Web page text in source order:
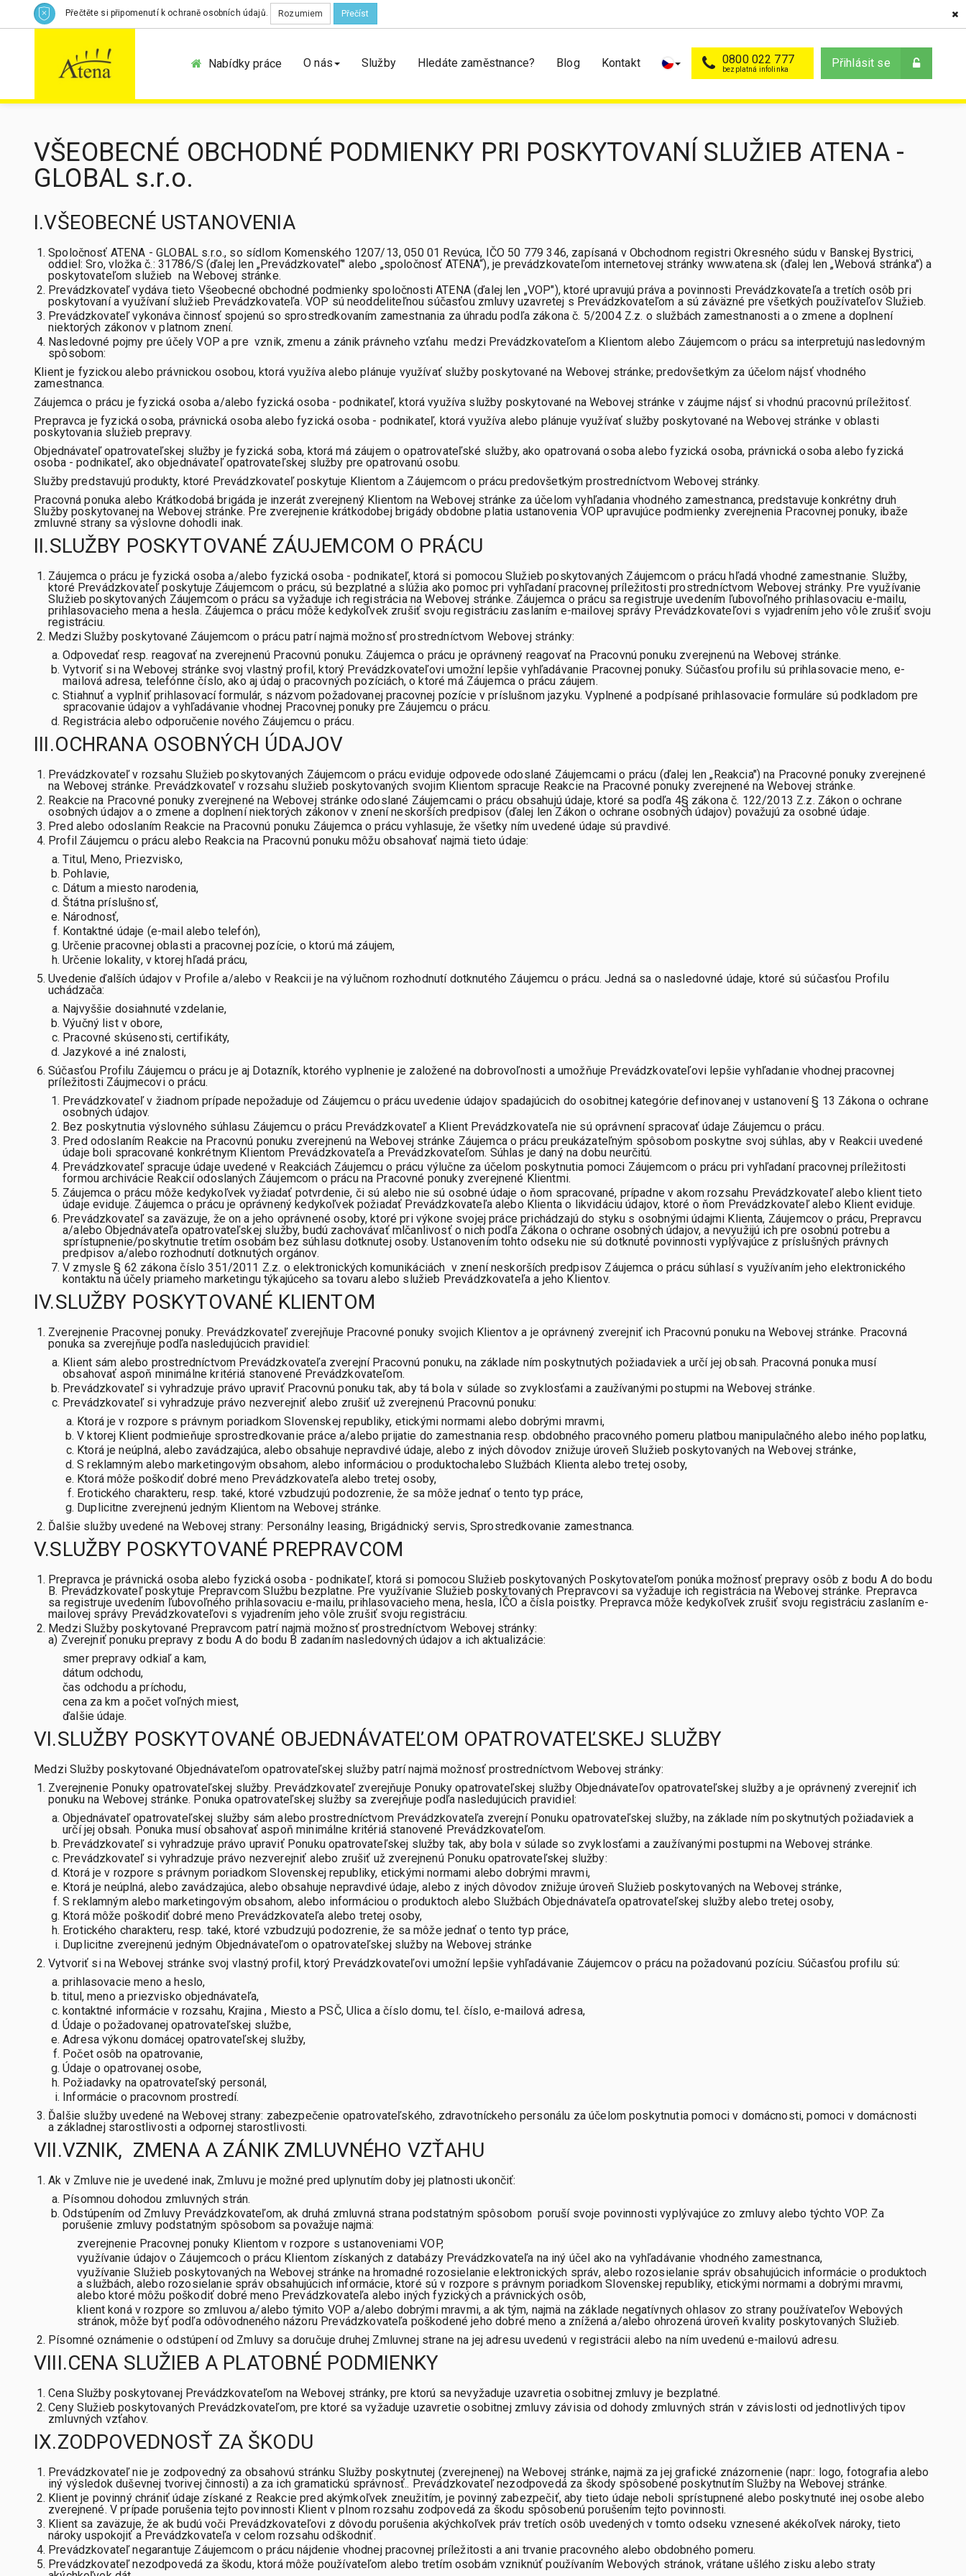
Přečtěte si připomenutí k ochraně osobních údajů. Rozumiem Přečíst
Nabídky práce O nás Služby Hledáte zaměstnance? Blog Kontakt 0800 022 777 Přihlásit se
VŠEOBECNÉ OBCHODNÉ PODMIENKY PRI POSKYTOVANÍ SLUŽIEB ATENA -
GLOBAL s.r.o.
I.VŠEOBECNÉ USTANOVENIA
Spoločnosť ATENA - GLOBAL s.r.o., so sídlom Komenského 1207/13, 050 01 Revúca, IČO 50 779 346, zapísaná v Obchodnom registri Okresného súdu v Banskej Bystrici,
oddiel: Sro, vložka č.: 31786/S (ďalej len „Prevádzkovateľ" alebo „spoločnosť ATENA“), je prevádzkovateľom internetovej stránky www.atena.sk (ďalej len „Webová stránka") a
poskytovateľom služieb na Webovej stránke.
Prevádzkovateľ vydáva tieto Všeobecné obchodné podmienky spoločnosti ATENA (ďalej len „VOP"), ktoré upravujú práva a povinnosti Prevádzkovateľa a tretích osôb pri
poskytovaní a využívaní služieb Prevádzkovateľa. VOP sú neoddeliteľnou súčasťou zmluvy uzavretej s Prevádzkovateľom a sú záväzné pre všetkých používateľov Služieb.
Prevádzkovateľ vykonáva činnosť spojenú so sprostredkovaním zamestnania za úhradu podľa zákona č. 5/2004 Z.z. o službách zamestnanosti a o zmene a doplnení
niektorých zákonov v platnom znení.
Nasledovné pojmy pre účely VOP a pre vznik, zmenu a zánik právneho vzťahu medzi Prevádzkovateľom a Klientom alebo Záujemcom o prácu sa interpretujú nasledovným
spôsobom:
Klient je fyzickou alebo právnickou osobou, ktorá využíva alebo plánuje využívať služby poskytované na Webovej stránke; predovšetkým za účelom nájsť vhodného
zamestnanca.
Záujemca o prácu je fyzická osoba a/alebo fyzická osoba - podnikateľ, ktorá využíva služby poskytované na Webovej stránke v záujme nájsť si vhodnú pracovnú príležitosť.
Prepravca je fyzická osoba, právnická osoba alebo fyzická osoba - podnikateľ, ktorá využíva alebo plánuje využívať služby poskytované na Webovej stránke v oblasti
poskytovania služieb prepravy.
Objednávateľ opatrovateľskej služby je fyzická soba, ktorá má záujem o opatrovateľské služby, ako opatrovaná osoba alebo fyzická osoba, právnická osoba alebo fyzická
osoba - podnikateľ, ako objednávateľ opatrovateľskej služby pre opatrovanú osobu.
Služby predstavujú produkty, ktoré Prevádzkovateľ poskytuje Klientom a Záujemcom o prácu predovšetkým prostredníctvom Webovej stránky.
Pracovná ponuka alebo Krátkodobá brigáda je inzerát zverejnený Klientom na Webovej stránke za účelom vyhľadania vhodného zamestnanca, predstavuje konkrétny druh
Služby poskytovanej na Webovej stránke. Pre zverejnenie krátkodobej brigády obdobne platia ustanovenia VOP upravujúce podmienky zverejnenia Pracovnej ponuky, ibaže
zmluvné strany sa výslovne dohodli inak.
II.SLUŽBY POSKYTOVANÉ ZÁUJEMCOM O PRÁCU
Záujemca o prácu je fyzická osoba a/alebo fyzická osoba - podnikateľ, ktorá si pomocou Služieb poskytovaných Záujemcom o prácu hľadá vhodné zamestnanie. Služby,
ktoré Prevádzkovateľ poskytuje Záujemcom o prácu, sú bezplatné a slúžia ako pomoc pri vyhľadaní pracovnej príležitosti prostredníctvom Webovej stránky. Pre využívanie
Služieb poskytovaných Záujemcom o prácu sa vyžaduje ich registrácia na Webovej stránke. Záujemca o prácu sa registruje uvedením ľubovoľného prihlasovaciu e-mailu,
prihlasovacieho mena a hesla. Záujemca o prácu môže kedykoľvek zrušiť svoju registráciu zaslaním e-mailovej správy Prevádzkovateľovi s vyjadrením jeho vôle zrušiť svoju
registráciu.
Medzi Služby poskytované Záujemcom o prácu patrí najmä možnosť prostredníctvom Webovej stránky:
Odpovedať resp. reagovať na zverejnenú Pracovnú ponuku. Záujemca o prácu je oprávnený reagovať na Pracovnú ponuku zverejnenú na Webovej stránke.
Vytvoriť si na Webovej stránke svoj vlastný profil, ktorý Prevádzkovateľovi umožní lepšie vyhľadávanie Pracovnej ponuky. Súčasťou profilu sú prihlasovacie meno, e-
mailová adresa, telefónne číslo, ako aj údaj o pracovných pozíciách, o ktoré má Záujemca o prácu záujem.
Stiahnuť a vyplniť prihlasovací formulár, s názvom požadovanej pracovnej pozície v príslušnom jazyku. Vyplnené a podpísané prihlasovacie formuláre sú podkladom pre
spracovanie údajov a vyhľadávanie vhodnej Pracovnej ponuky pre Záujemcu o prácu.
Registrácia alebo odporučenie nového Záujemcu o prácu.
III.OCHRANA OSOBNÝCH ÚDAJOV
Prevádzkovateľ v rozsahu Služieb poskytovaných Záujemcom o prácu eviduje odpovede odoslané Záujemcami o prácu (ďalej len „Reakcia") na Pracovné ponuky zverejnené
na Webovej stránke. Prevádzkovateľ v rozsahu služieb poskytovaných svojim Klientom spracuje Reakcie na Pracovné ponuky zverejnené na Webovej stránke.
Reakcie na Pracovné ponuky zverejnené na Webovej stránke odoslané Záujemcami o prácu obsahujú údaje, ktoré sa podľa 4§ zákona č. 122/2013 Z.z. Zákon o ochrane
osobných údajov a o zmene a doplnení niektorých zákonov v znení neskorších predpisov (ďalej len Zákon o ochrane osobných údajov) považujú za osobné údaje.
Pred alebo odoslaním Reakcie na Pracovnú ponuku Záujemca o prácu vyhlasuje, že všetky ním uvedené údaje sú pravdivé.
Profil Záujemcu o prácu alebo Reakcia na Pracovnú ponuku môžu obsahovať najmä tieto údaje:
Titul, Meno, Priezvisko,
Pohlavie,
Dátum a miesto narodenia,
Štátna príslušnosť,
Národnosť,
Kontaktné údaje (e-mail alebo telefón),
Určenie pracovnej oblasti a pracovnej pozície, o ktorú má záujem,
Určenie lokality, v ktorej hľadá prácu,
Uvedenie ďalších údajov v Profile a/alebo v Reakcii je na výlučnom rozhodnutí dotknutého Záujemcu o prácu. Jedná sa o nasledovné údaje, ktoré sú súčasťou Profilu
uchádzača:
Najvyššie dosiahnuté vzdelanie,
Výučný list v obore,
Pracovné skúsenosti, certifikáty,
Jazykové a iné znalosti,
Súčasťou Profilu Záujemcu o prácu je aj Dotazník, ktorého vyplnenie je založené na dobrovoľnosti a umožňuje Prevádzkovateľovi lepšie vyhľadanie vhodnej pracovnej
príležitosti Záujmecovi o prácu.
Prevádzkovateľ v žiadnom prípade nepožaduje od Záujemcu o prácu uvedenie údajov spadajúcich do osobitnej kategórie definovanej v ustanovení § 13 Zákona o ochrane
osobných údajov.
Bez poskytnutia výslovného súhlasu Záujemcu o prácu Prevádzkovateľ a Klient Prevádzkovateľa nie sú oprávnení spracovať údaje Záujemcu o prácu.
Pred odoslaním Reakcie na Pracovnú ponuku zverejnenú na Webovej stránke Záujemca o prácu preukázateľným spôsobom poskytne svoj súhlas, aby v Reakcii uvedené
údaje boli spracované konkrétnym Klientom Prevádzkovateľa a Prevádzkovateľom. Súhlas je daný na dobu neurčitú.
Prevádzkovateľ spracuje údaje uvedené v Reakciách Záujemcu o prácu výlučne za účelom poskytnutia pomoci Záujemcom o prácu pri vyhľadaní pracovnej príležitosti
formou archivácie Reakcií odoslaných Záujemcom o prácu na Pracovné ponuky zverejnené Klientmi.
Záujemca o prácu môže kedykoľvek vyžiadať potvrdenie, či sú alebo nie sú osobné údaje o ňom spracované, prípadne v akom rozsahu Prevádzkovateľ alebo klient tieto
údaje eviduje. Záujemca o prácu je oprávnený kedykoľvek požiadať Prevádzkovateľa alebo Klienta o likvidáciu údajov, ktoré o ňom Prevádzkovateľ alebo Klient eviduje.
Prevádzkovateľ sa zaväzuje, že on a jeho oprávnené osoby, ktoré pri výkone svojej práce prichádzajú do styku s osobnými údajmi Klienta, Záujemcov o prácu, Prepravcu
a/alebo Objednávateľa opatrovateľskej služby, budú zachovávať mlčanlivosť o nich podľa Zákona o ochrane osobných údajov, a nevyužijú ich pre osobnú potrebu a
sprístupnenie/poskytnutie tretím osobám bez súhlasu dotknutej osoby. Ustanovením tohto odseku nie sú dotknuté povinnosti vyplývajúce z príslušných právnych
predpisov a/alebo rozhodnutí dotknutých orgánov.
V zmysle § 62 zákona číslo 351/2011 Z.z. o elektronických komunikáciách v znení neskorších predpisov Záujemca o prácu súhlasí s využívaním jeho elektronického
kontaktu na účely priameho marketingu týkajúceho sa tovaru alebo služieb Prevádzkovateľa a jeho Klientov.
IV.SLUŽBY POSKYTOVANÉ KLIENTOM
Zverejnenie Pracovnej ponuky. Prevádzkovateľ zverejňuje Pracovné ponuky svojich Klientov a je oprávnený zverejniť ich Pracovnú ponuku na Webovej stránke. Pracovná
ponuka sa zverejňuje podľa nasledujúcich pravidiel:
Klient sám alebo prostredníctvom Prevádzkovateľa zverejní Pracovnú ponuku, na základe ním poskytnutých požiadaviek a určí jej obsah. Pracovná ponuka musí
obsahovať aspoň minimálne kritériá stanovené Prevádzkovateľom.
Prevádzkovateľ si vyhradzuje právo upraviť Pracovnú ponuku tak, aby tá bola v súlade so zvyklosťami a zaužívanými postupmi na Webovej stránke.
Prevádzkovateľ si vyhradzuje právo nezverejniť alebo zrušiť už zverejnenú Pracovnú ponuku:
Ktorá je v rozpore s právnym poriadkom Slovenskej republiky, etickými normami alebo dobrými mravmi,
V ktorej Klient podmieňuje sprostredkovanie práce a/alebo prijatie do zamestnania resp. obdobného pracovného pomeru platbou manipulačného alebo iného poplatku,
Ktorá je neúplná, alebo zavádzajúca, alebo obsahuje nepravdivé údaje, alebo z iných dôvodov znižuje úroveň Služieb poskytovaných na Webovej stránke,
S reklamným alebo marketingovým obsahom, alebo informáciou o produktochalebo Službách Klienta alebo tretej osoby,
Ktorá môže poškodiť dobré meno Prevádzkovateľa alebo tretej osoby,
Erotického charakteru, resp. také, ktoré vzbudzujú podozrenie, že sa môže jednať o tento typ práce,
Duplicitne zverejnenú jedným Klientom na Webovej stránke.
Ďalšie služby uvedené na Webovej strany: Personálny leasing, Brigádnický servis, Sprostredkovanie zamestnanca.
V.SLUŽBY POSKYTOVANÉ PREPRAVCOM
Prepravca je právnická osoba alebo fyzická osoba - podnikateľ, ktorá si pomocou Služieb poskytovaných Poskytovateľom ponúka možnosť prepravy osôb z bodu A do bodu
B. Prevádzkovateľ poskytuje Prepravcom Službu bezplatne. Pre využívanie Služieb poskytovaných Prepravcovi sa vyžaduje ich registrácia na Webovej stránke. Prepravca
sa registruje uvedením ľubovoľného prihlasovaciu e-mailu, prihlasovacieho mena, hesla, IČO a čísla poistky. Prepravca môže kedykoľvek zrušiť svoju registráciu zaslaním e-
mailovej správy Prevádzkovateľovi s vyjadrením jeho vôle zrušiť svoju registráciu.
Medzi Služby poskytované Prepravcom patrí najmä možnosť prostredníctvom Webovej stránky:
a) Zverejniť ponuku prepravy z bodu A do bodu B zadaním nasledovných údajov a ich aktualizácie:
smer prepravy odkiaľ a kam,
dátum odchodu,
čas odchodu a príchodu,
cena za km a počet voľných miest,
ďalšie údaje.
VI.SLUŽBY POSKYTOVANÉ OBJEDNÁVATEĽOM OPATROVATEĽSKEJ SLUŽBY
Medzi Služby poskytované Objednávateľom opatrovateľskej služby patrí najmä možnosť prostredníctvom Webovej stránky:
Zverejnenie Ponuky opatrovateľskej služby. Prevádzkovateľ zverejňuje Ponuky opatrovateľskej služby Objednávateľov opatrovateľskej služby a je oprávnený zverejniť ich
ponuku na Webovej stránke. Ponuka opatrovateľskej služby sa zverejňuje podľa nasledujúcich pravidiel:
Objednávateľ opatrovateľskej služby sám alebo prostredníctvom Prevádzkovateľa zverejní Ponuku opatrovateľskej služby, na základe ním poskytnutých požiadaviek a
určí jej obsah. Ponuka musí obsahovať aspoň minimálne kritériá stanovené Prevádzkovateľom.
Prevádzkovateľ si vyhradzuje právo upraviť Ponuku opatrovateľskej služby tak, aby bola v súlade so zvyklosťami a zaužívanými postupmi na Webovej stránke.
Prevádzkovateľ si vyhradzuje právo nezverejniť alebo zrušiť už zverejnenú Ponuku opatrovateľskej služby:
Ktorá je v rozpore s právnym poriadkom Slovenskej republiky, etickými normami alebo dobrými mravmi,
Ktorá je neúplná, alebo zavádzajúca, alebo obsahuje nepravdivé údaje, alebo z iných dôvodov znižuje úroveň Služieb poskytovaných na Webovej stránke,
S reklamným alebo marketingovým obsahom, alebo informáciou o produktoch alebo Službách Objednávateľa opatrovateľskej služby alebo tretej osoby,
Ktorá môže poškodiť dobré meno Prevádzkovateľa alebo tretej osoby,
Erotického charakteru, resp. také, ktoré vzbudzujú podozrenie, že sa môže jednať o tento typ práce,
Duplicitne zverejnenú jedným Objednávateľom o opatrovateľskej služby na Webovej stránke
Vytvoriť si na Webovej stránke svoj vlastný profil, ktorý Prevádzkovateľovi umožní lepšie vyhľadávanie Záujemcov o prácu na požadovanú pozíciu. Súčasťou profilu sú:
prihlasovacie meno a heslo,
titul, meno a priezvisko objednávateľa,
kontaktné informácie v rozsahu, Krajina , Miesto a PSČ, Ulica a číslo domu, tel. číslo, e-mailová adresa,
Údaje o požadovanej opatrovateľskej službe,
Adresa výkonu domácej opatrovateľskej služby,
Počet osôb na opatrovanie,
Údaje o opatrovanej osobe,
Požiadavky na opatrovateľský personál,
Informácie o pracovnom prostredí.
Ďalšie služby uvedené na Webovej strany: zabezpečenie opatrovateľského, zdravotníckeho personálu za účelom poskytnutia pomoci v domácnosti, pomoci v domácnosti
a základnej starostlivosti a odpornej starostlivosti.
VII.VZNIK, ZMENA A ZÁNIK ZMLUVNÉHO VZŤAHU
Ak v Zmluve nie je uvedené inak, Zmluvu je možné pred uplynutím doby jej platnosti ukončiť:
Písomnou dohodou zmluvných strán.
Odstúpením od Zmluvy Prevádzkovateľom, ak druhá zmluvná strana podstatným spôsobom poruší svoje povinnosti vyplývajúce zo zmluvy alebo týchto VOP. Za
porušenie zmluvy podstatným spôsobom sa považuje najmä:
zverejnenie Pracovnej ponuky Klientom v rozpore s ustanoveniami VOP,
využívanie údajov o Záujemcoch o prácu Klientom získaných z databázy Prevádzkovateľa na iný účel ako na vyhľadávanie vhodného zamestnanca,
využívanie Služieb poskytovaných na Webovej stránke na hromadné rozosielanie elektronických správ, alebo rozosielanie správ obsahujúcich informácie o produktoch
a službách, alebo rozosielanie správ obsahujúcich informácie, ktoré sú v rozpore s právnym poriadkom Slovenskej republiky, etickými normami a dobrými mravmi,
alebo ktoré môžu poškodiť dobré meno Prevádzkovateľa alebo iných fyzických a právnických osôb,
klient koná v rozpore so zmluvou a/alebo týmito VOP a/alebo dobrými mravmi, a ak tým, najmä na základe negatívnych ohlasov zo strany používateľov Webových
stránok, môže byť podľa odôvodneného názoru Prevádzkovateľa poškodené jeho dobré meno a znížená a/alebo ohrozená úroveň kvality poskytovaných Služieb.
Písomné oznámenie o odstúpení od Zmluvy sa doručuje druhej Zmluvnej strane na jej adresu uvedenú v registrácii alebo na ním uvedenú e-mailovú adresu.
VIII.CENA SLUŽIEB A PLATOBNÉ PODMIENKY
Cena Služby poskytovanej Prevádzkovateľom na Webovej stránky, pre ktorú sa nevyžaduje uzavretia osobitnej zmluvy je bezplatné.
Ceny Služieb poskytovaných Prevádzkovateľom, pre ktoré sa vyžaduje uzavretie osobitnej zmluvy závisia od dohody zmluvných strán v závislosti od jednotlivých tipov
zmluvných vzťahov.
IX.ZODPOVEDNOSŤ ZA ŠKODU
Prevádzkovateľ nie je zodpovedný za obsahovú stránku Služby poskytnutej (zverejnenej) na Webovej stránke, najmä za jej grafické znázornenie (napr.: logo, fotografia alebo
iný výsledok duševnej tvorivej činnosti) a za ich gramatickú správnosť.. Prevádzkovateľ nezodpovedá za škody spôsobené poskytnutím Služby na Webovej stránke.
Klient je povinný chrániť údaje získané z Reakcie pred akýmkoľvek zneužitím, je povinný zabezpečiť, aby tieto údaje neboli sprístupnené alebo poskytnuté inej osobe alebo
zverejnené. V prípade porušenia tejto povinnosti Klient v plnom rozsahu zodpovedá za škodu spôsobenú porušením tejto povinnosti.
Klient sa zaväzuje, že ak budú voči Prevádzkovateľovi z dôvodu porušenia akýchkoľvek práv tretích osôb uvedených v tomto odseku vznesené akékoľvek nároky, tieto
nároky uspokojiť a Prevádzkovateľa v celom rozsahu odškodniť.
Prevádzkovateľ negarantuje Záujemcom o prácu nájdenie vhodnej pracovnej príležitosti a ani trvanie pracovného alebo obdobného pomeru.
Prevádzkovateľ nezodpovedá za škodu, ktorá môže používateľom alebo tretím osobám vzniknúť používaním Webových stránok, vrátane ušlého zisku alebo straty